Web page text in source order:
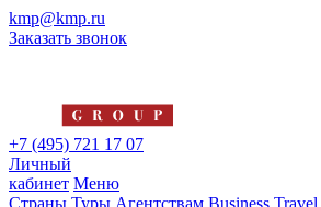
kmp@kmp.ru
Заказать звонок
+7 (495) 721 17 07
Личный
кабинет Меню
Страны Туры Агентствам Business Travel